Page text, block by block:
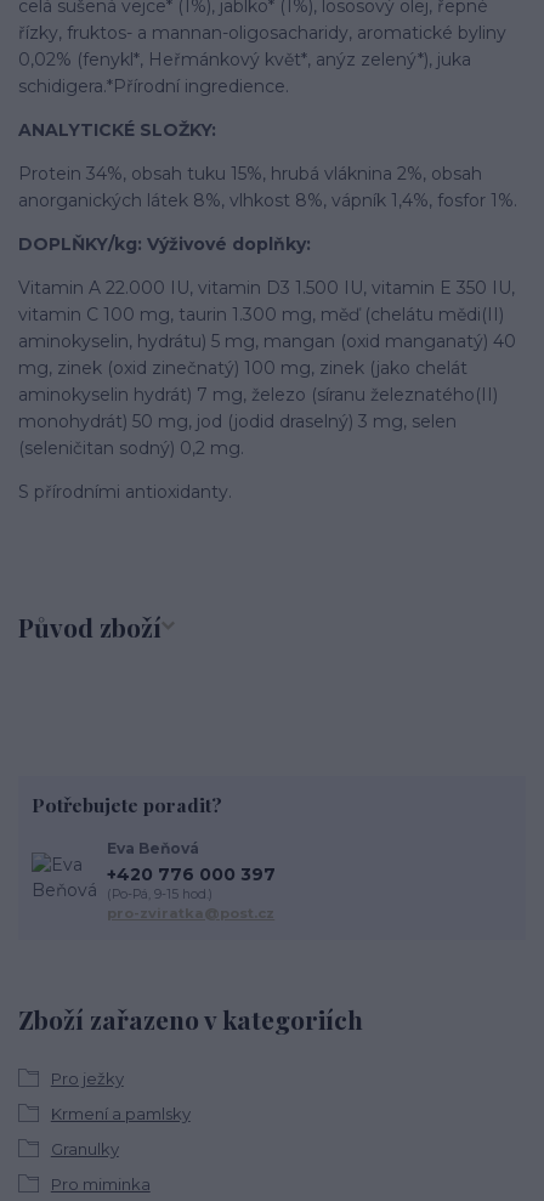
celá sušená vejce* (1%), jablko* (1%), lososový olej, řepné
řízky, fruktos- a mannan-oligosacharidy, aromatické byliny
0,02% (fenykl*, Heřmánkový květ*, anýz zelený*), juka
schidigera.*Přírodní ingredience.
ANALYTICKÉ SLOŽKY:
Protein 34%, obsah tuku 15%, hrubá vláknina 2%, obsah
anorganických látek 8%, vlhkost 8%, vápník 1,4%, fosfor 1%.
DOPLŇKY/kg: Výživové doplňky:
Vitamin A 22.000 IU, vitamin D3 1.500 IU, vitamin E 350 IU,
vitamin C 100 mg, taurin 1.300 mg, měď (chelátu mědi(II)
aminokyselin, hydrátu) 5 mg, mangan (oxid manganatý) 40
mg, zinek (oxid zinečnatý) 100 mg, zinek (jako chelát
aminokyselin hydrát) 7 mg, železo (síranu železnatého(II)
monohydrát) 50 mg, jod (jodid draselný) 3 mg, selen
(seleničitan sodný) 0,2 mg.
S přírodními antioxidanty.
Původ zboží
Zboží zařazeno v kategoriích
Pro ježky
Krmení a pamlsky
Granulky
Pro miminka
Potřebujete poradit?
Eva Beňová
+420 776 000 397
(Po-Pá, 9-15 hod.)
pro-zviratka@post.cz